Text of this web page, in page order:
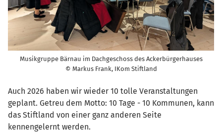
Musikgruppe Bärnau im Dachgeschoss des Ackerbürgerhauses
© Markus Frank, IKom Stiftland
Auch 2026 haben wir wieder 10 tolle Veranstaltungen
geplant. Getreu dem Motto: 10 Tage - 10 Kommunen, kann
das Stiftland von einer ganz anderen Seite
kennengelernt werden.